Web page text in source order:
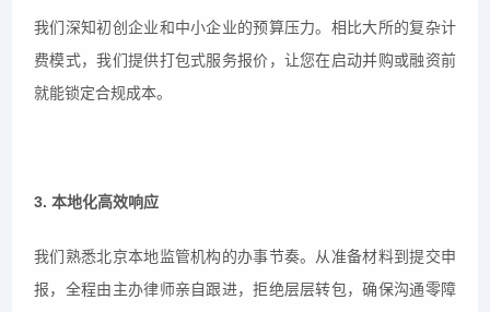
我们深知初创企业和中小企业的预算压力。相比大所的复杂计
费模式，我们提供打包式服务报价，让您在启动并购或融资前
就能锁定合规成本。
3. 本地化高效响应
我们熟悉北京本地监管机构的办事节奏。从准备材料到提交申
报，全程由主办律师亲自跟进，拒绝层层转包，确保沟通零障